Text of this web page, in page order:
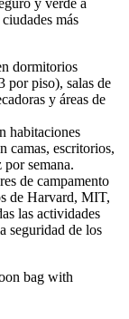
y verde a
más
dormitorios
por piso), salas de
y áreas de
habitaciones
camas, escritorios,
por semana.
de campamento
de Harvard, MIT,
las actividades
seguridad de los